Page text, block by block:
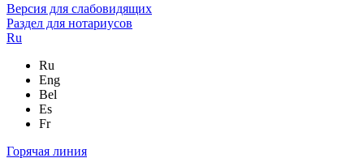
Версия для слабовидящих
Раздел для нотариусов
Ru
Ru
Eng
Bel
Es
Fr
Горячая линия